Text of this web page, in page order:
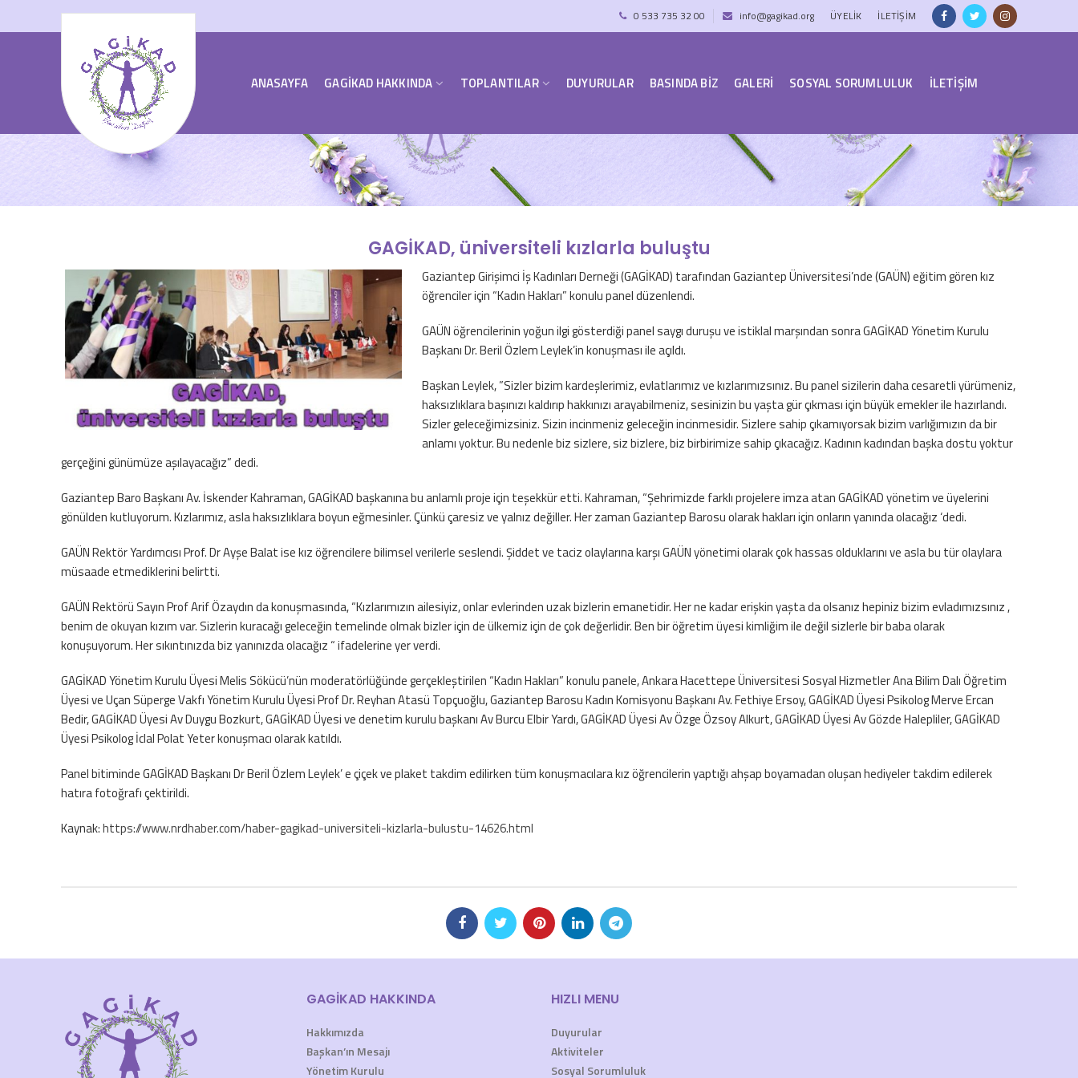
0 533 735 32 00 info@gagikad.org ÜYELIK İLETİŞİM
ANASAYFA GAGİKAD HAKKINDA TOPLANTILAR DUYURULAR BASINDA BİZ GALERİ SOSYAL SORUMLULUK İLETİŞİM
GAGİKAD, üniversiteli kızlarla buluştu
Gaziantep Girişimci İş Kadınları Derneği (GAGİKAD) tarafından Gaziantep Üniversitesi’nde (GAÜN) eğitim gören kız
öğrenciler için “Kadın Hakları” konulu panel düzenlendi.
GAÜN öğrencilerinin yoğun ilgi gösterdiği panel saygı duruşu ve istiklal marşından sonra GAGİKAD Yönetim Kurulu
Başkanı Dr. Beril Özlem Leylek’in konuşması ile açıldı.
Başkan Leylek, ”Sizler bizim kardeşlerimiz, evlatlarımız ve kızlarımızsınız. Bu panel sizilerin daha cesaretli yürümeniz,
haksızlıklara başınızı kaldırıp hakkınızı arayabilmeniz, sesinizin bu yaşta gür çıkması için büyük emekler ile hazırlandı.
Sizler geleceğimizsiniz. Sizin incinmeniz geleceğin incinmesidir. Sizlere sahip çıkamıyorsak bizim varlığımızın da bir
anlamı yoktur. Bu nedenle biz sizlere, siz bizlere, biz birbirimize sahip çıkacağız. Kadının kadından başka dostu yoktur
gerçeğini günümüze aşılayacağız” dedi.
Gaziantep Baro Başkanı Av. İskender Kahraman, GAGİKAD başkanına bu anlamlı proje için teşekkür etti. Kahraman, “Şehrimizde farklı projelere imza atan GAGİKAD yönetim ve üyelerini
gönülden kutluyorum. Kızlarımız, asla haksızlıklara boyun eğmesinler. Çünkü çaresiz ve yalnız değiller. Her zaman Gaziantep Barosu olarak hakları için onların yanında olacağız ‘dedi.
GAÜN Rektör Yardımcısı Prof. Dr Ayşe Balat ise kız öğrencilere bilimsel verilerle seslendi. Şiddet ve taciz olaylarına karşı GAÜN yönetimi olarak çok hassas olduklarını ve asla bu tür olaylara
müsaade etmediklerini belirtti.
GAÜN Rektörü Sayın Prof Arif Özaydın da konuşmasında, “Kızlarımızın ailesiyiz, onlar evlerinden uzak bizlerin emanetidir. Her ne kadar erişkin yaşta da olsanız hepiniz bizim evladımızsınız ,
benim de okuyan kızım var. Sizlerin kuracağı geleceğin temelinde olmak bizler için de ülkemiz için de çok değerlidir. Ben bir öğretim üyesi kimliğim ile değil sizlerle bir baba olarak
konuşuyorum. Her sıkıntınızda biz yanınızda olacağız “ ifadelerine yer verdi.
GAGİKAD Yönetim Kurulu Üyesi Melis Sökücü’nün moderatörlüğünde gerçekleştirilen “Kadın Hakları” konulu panele, Ankara Hacettepe Üniversitesi Sosyal Hizmetler Ana Bilim Dalı Öğretim
Üyesi ve Uçan Süperge Vakfı Yönetim Kurulu Üyesi Prof Dr. Reyhan Atasü Topçuoğlu, Gaziantep Barosu Kadın Komisyonu Başkanı Av. Fethiye Ersoy, GAGİKAD Üyesi Psikolog Merve Ercan
Bedir, GAGİKAD Üyesi Av Duygu Bozkurt, GAGİKAD Üyesi ve denetim kurulu başkanı Av Burcu Elbir Yardı, GAGİKAD Üyesi Av Özge Özsoy Alkurt, GAGİKAD Üyesi Av Gözde Halepliler, GAGİKAD
Üyesi Psikolog İclal Polat Yeter konuşmacı olarak katıldı.
Panel bitiminde GAGİKAD Başkanı Dr Beril Özlem Leylek’ e çiçek ve plaket takdim edilirken tüm konuşmacılara kız öğrencilerin yaptığı ahşap boyamadan oluşan hediyeler takdim edilerek
hatıra fotoğrafı çektirildi.
Kaynak:https://www.nrdhaber.com/haber-gagikad-universiteli-kizlarla-bulustu-14626.html
GAGİKAD HAKKINDA
Hakkımızda
Başkan’ın Mesajı
Yönetim Kurulu
HIZLI MENU
Duyurular
Aktiviteler
Sosyal Sorumluluk